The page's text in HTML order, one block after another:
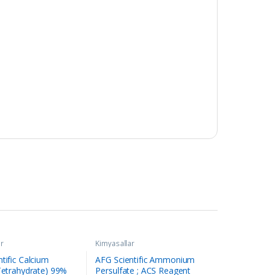
Calcium
99%
Kimyasallar
AFG Scientific Ammonium
Persulfate ; ACS Reagent